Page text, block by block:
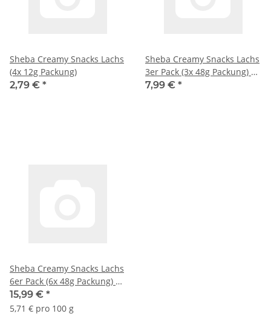
Sheba Creamy Snacks Lachs
(4x 12g Packung)
2,79 € *
Sheba Creamy Snacks Lachs
3er Pack (3x 48g Packung) +
usy Block
7,99 € *
Sheba Creamy Snacks Lachs
6er Pack (6x 48g Packung) +
usy Block
15,99 € *
5,71 € pro 100 g